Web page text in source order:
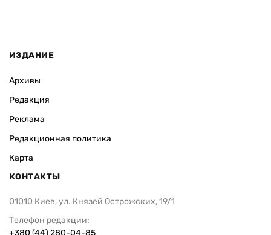
ИЗДАНИЕ
Архивы
Редакция
Реклама
Редакционная политика
Карта
КОНТАКТЫ
01010 Киев, ул. Князей Острожских, 19/1
Телефон редакции: